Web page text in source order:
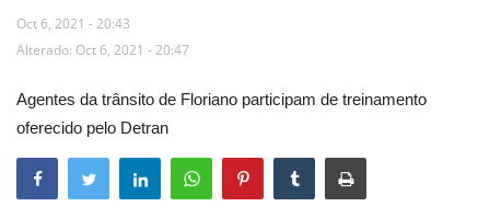
Floriano
Mural de Licitações
Notícias
Oct 6, 2021 - 20:43
Alterado: Oct 6, 2021 - 20:47
Agentes da trânsito de Floriano participam de treinamento
oferecido pelo Detran